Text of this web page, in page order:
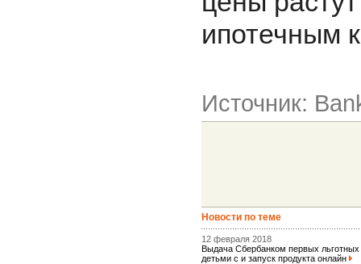
ипотечным
Источник:
Новости по теме
12 февраля 2018
Выдача Сбербанком первых
детьми с и запуск продукта онлайн